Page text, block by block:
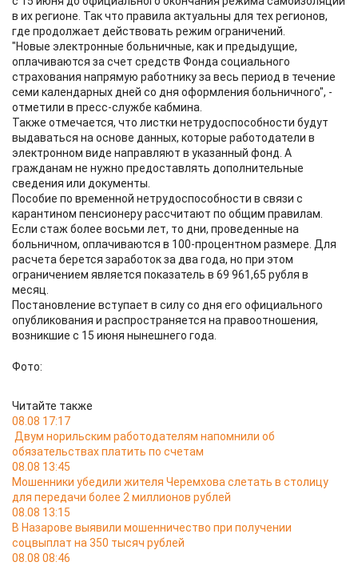
в их регионе. Так что правила актуальны для тех регионов,
где продолжает действовать режим ограничений.
"Новые электронные больничные, как и предыдущие,
оплачиваются за счет средств Фонда социального
страхования напрямую работнику за весь период в течение
семи календарных дней со дня оформления больничного", -
отметили в пресс-службе кабмина.
Также отмечается, что листки нетрудоспособности будут
выдаваться на основе данных, которые работодатели в
электронном виде направляют в указанный фонд. А
гражданам не нужно предоставлять дополнительные
сведения или документы.
Пособие по временной нетрудоспособности в связи с
карантином пенсионеру рассчитают по общим правилам.
Если стаж более восьми лет, то дни, проведенные на
больничном, оплачиваются в 100-процентном размере. Для
расчета берется заработок за два года, но при этом
ограничением является показатель в 69 961,65 рубля в
месяц.
Постановление вступает в силу со дня его официального
опубликования и распространяется на правоотношения,
возникшие с 15 июня нынешнего года.
Фото:
Читайте также
08.08 17:17
Двум норильским работодателям напомнили об
обязательствах платить по счетам
08.08 13:45
Мошенники убедили жителя Черемхова слетать в столицу
для передачи более 2 миллионов рублей
08.08 13:15
В Назарове выявили мошенничество при получении
соцвыплат на 350 тысяч рублей
08.08 08:46